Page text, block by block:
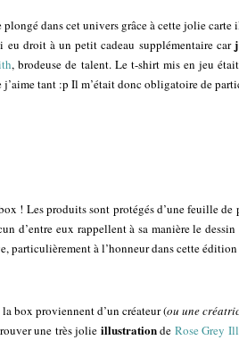
dans cet univers grâce à cette jolie carte
eu droit à un petit cadeau supplémentaire car
, brodeuse de talent. Le t-shirt mis en jeu
j’aime tant :p Il m’était donc obligatoire de
! Les produits sont protégés d’une feuille
d’entre eux rappellent à sa manière le
particulièrement à l’honneur dans cette
box proviennent d’un créateur (ou une
une très jolie illustrationde Rose Grey